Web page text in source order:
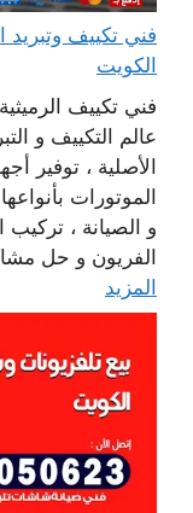
الكويت
فني تكييف
عالم التكييف و
الأصلية ، توفير
الموتورات
و الصيانة ، تركيب
الفريون و حل
المزيد